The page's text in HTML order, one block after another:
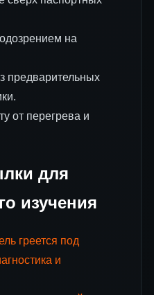
на
предварительных
от перегрева и
для
изучения
греется под
и